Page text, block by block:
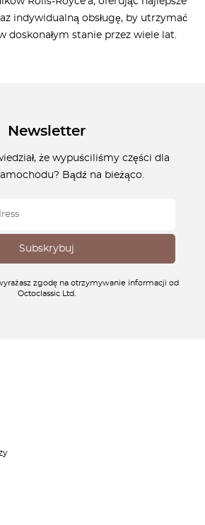
indywidualną obsługę, by utrzymać
doskonałym stanie przez wiele lat.
Newsletter
że wypuściliśmy części dla
Bądź na bieżąco.
zgodę na otrzymywanie informacji od
Octoclassic Ltd.